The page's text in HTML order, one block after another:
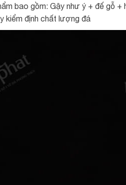
bao gồm: Gậy như ý + đế gỗ
kiểm định chất lượng đá